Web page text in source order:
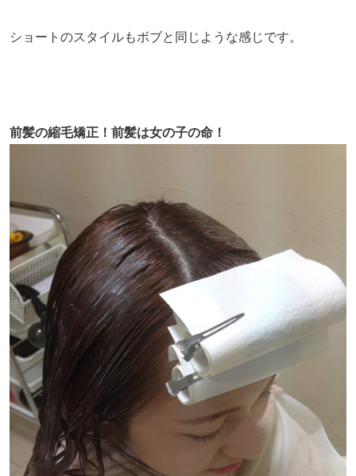
ショートのスタイルもボブと同じような感じです。
前髪の縮毛矯正！前髪は女の子の命！